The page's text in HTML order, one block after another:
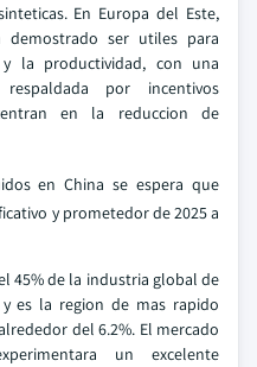
En Europa del Este,
ser utiles para
la productividad, con una
por incentivos
en la reduccion de
en China se espera que
y prometedor de 2025 a
45% de la industria global de
es la region de mas rapido
del 6.2%. El mercado
un excelente